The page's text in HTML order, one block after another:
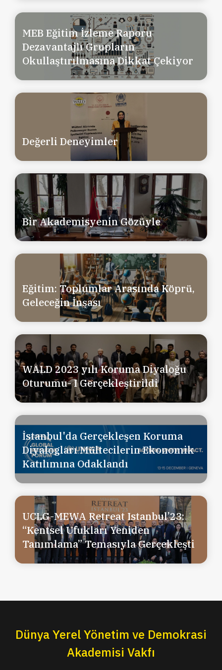
MEB Eğitim İzleme Raporu
Dezavantajlı Grupların
Okullaştırılmasına Dikkat Çekiyor
Değerli Deneyimler
Bir Akademisyenin Gözüyle
Eğitim: Toplumlar Arasında Köprü,
Geleceğin İnşası
WALD 2023 yılı Koruma Diyaloğu
Oturumu- I Gerçekleştirildi
İstanbul'da Gerçekleşen Koruma
Diyalogları Mültecilerin Ekonomik
Katılımına Odaklandı
UCLG-MEWA Retreat Istanbul’23:
“Kentsel Ufukları Yeniden
Tanımlama” Temasıyla Gerçekleşti
Dünya Yerel Yönetim ve Demokrasi
Akademisi Vakfı